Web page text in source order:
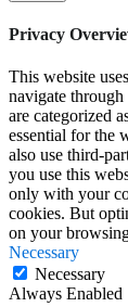
Privacy
This website
navigate
are categorized
essential for the
also use third-
you use this
only with your
cookies. But
on your
Necessary
Necessary
Always Enabled